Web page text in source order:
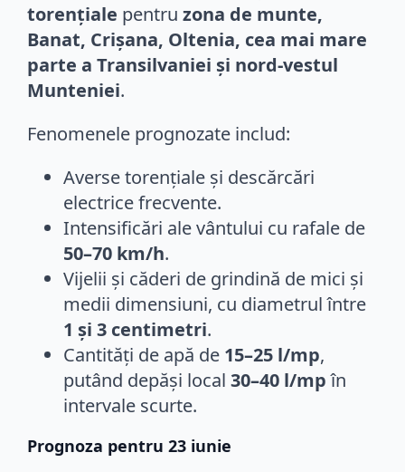
torențiale pentru zona de munte,
Banat, Crișana, Oltenia, cea mai mare
parte a Transilvaniei și nord-vestul
Munteniei.
Fenomenele prognozate includ:
Averse torențiale și descărcări
electrice frecvente.
Intensificări ale vântului cu rafale de
50–70 km/h.
Vijelii și căderi de grindină de mici și
medii dimensiuni, cu diametrul între
1 și 3 centimetri.
Cantități de apă de 15–25 l/mp,
putând depăși local 30–40 l/mpîn
intervale scurte.
Prognoza pentru 23 iunie